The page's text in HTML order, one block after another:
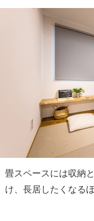
畳スペースには収納
け、長居したくなる